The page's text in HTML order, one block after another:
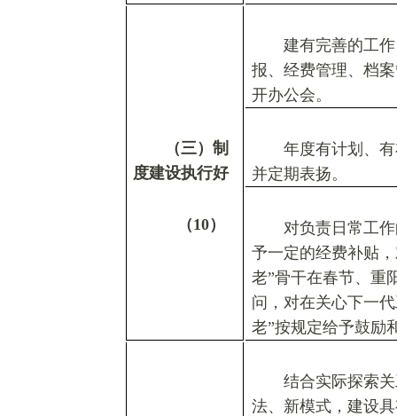
（三）制
度建设执行好
（10）
建有完善的工
报、经费管理、档
开办公会。
年度有计划、
并定期表扬。
对负责日常工
予一定的经费补贴
老”骨干在春节、重
问，对在关心下一
老”按规定给予鼓励
结合实际探索
法、新模式，建设